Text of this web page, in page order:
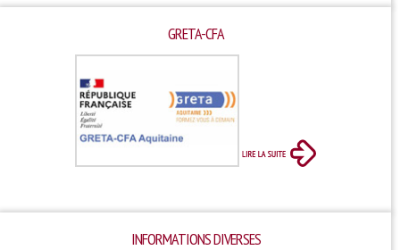
GRETA-CFA
INFORMATIONS DIVERSES